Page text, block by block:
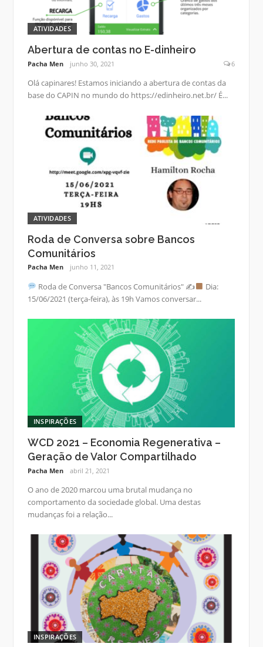
ATIVIDADES
Abertura de contas no E-dinheiro
Pacha Men junho 30, 2021 6
Olá capinares! Estamos iniciando a abertura de contas da
base do CAPIN no mundo do https://edinheiro.net.br/ É...
ATIVIDADES
Roda de Conversa sobre Bancos
Comunitários
Pacha Men junho 11, 2021
Roda de Conversa "Bancos Comunitários" ✍
Dia:
15/06/2021 (terça-feira), às 19h Vamos conversar...
INSPIRAÇÕES
WCD 2021 – Economia Regenerativa –
Geração de Valor Compartilhado
Pacha Men abril 21, 2021
O ano de 2020 marcou uma brutal mudança no
comportamento da sociedade global. Uma destas
mudanças foi a relação...
INSPIRAÇÕES